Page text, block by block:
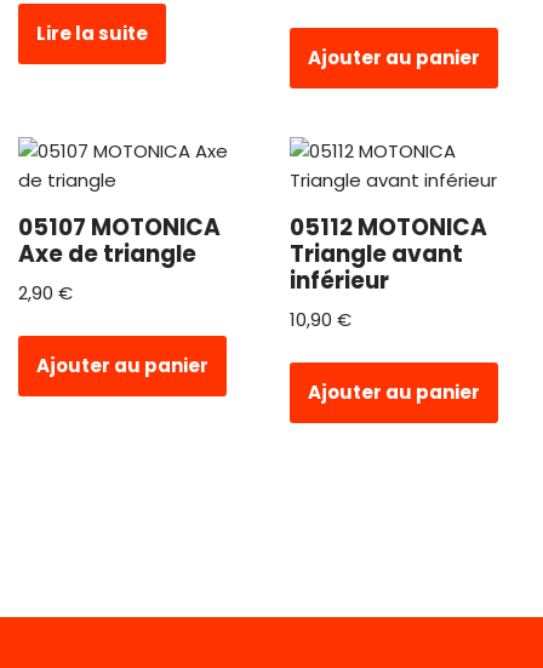
Lire la suite
Ajouter au panier
05107 MOTONICA
Axe de triangle
2,90 €
Ajouter au panier
05112 MOTONICA
Triangle avant
inférieur
10,90 €
Ajouter au panier